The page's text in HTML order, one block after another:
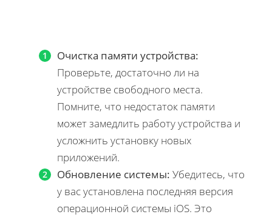
Очистка памяти устройства:
Проверьте, достаточно ли на
устройстве свободного места.
Помните, что недостаток памяти
может замедлить работу устройства и
усложнить установку новых
приложений.
Обновление системы: Убедитесь, что
у вас установлена последняя версия
операционной системы iOS. Это